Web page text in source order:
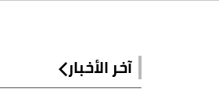
آخر الأخبار